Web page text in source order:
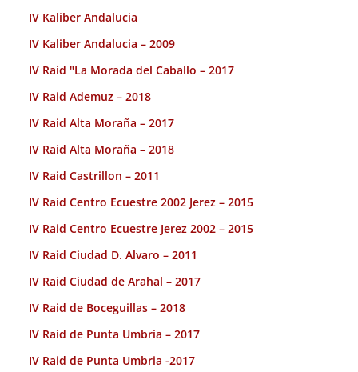
IV Kaliber Andalucia
IV Kaliber Andalucia – 2009
IV Raid "La Morada del Caballo – 2017
IV Raid Ademuz – 2018
IV Raid Alta Moraña – 2017
IV Raid Alta Moraña – 2018
IV Raid Castrillon – 2011
IV Raid Centro Ecuestre 2002 Jerez – 2015
IV Raid Centro Ecuestre Jerez 2002 – 2015
IV Raid Ciudad D. Alvaro – 2011
IV Raid Ciudad de Arahal – 2017
IV Raid de Boceguillas – 2018
IV Raid de Punta Umbria – 2017
IV Raid de Punta Umbria -2017